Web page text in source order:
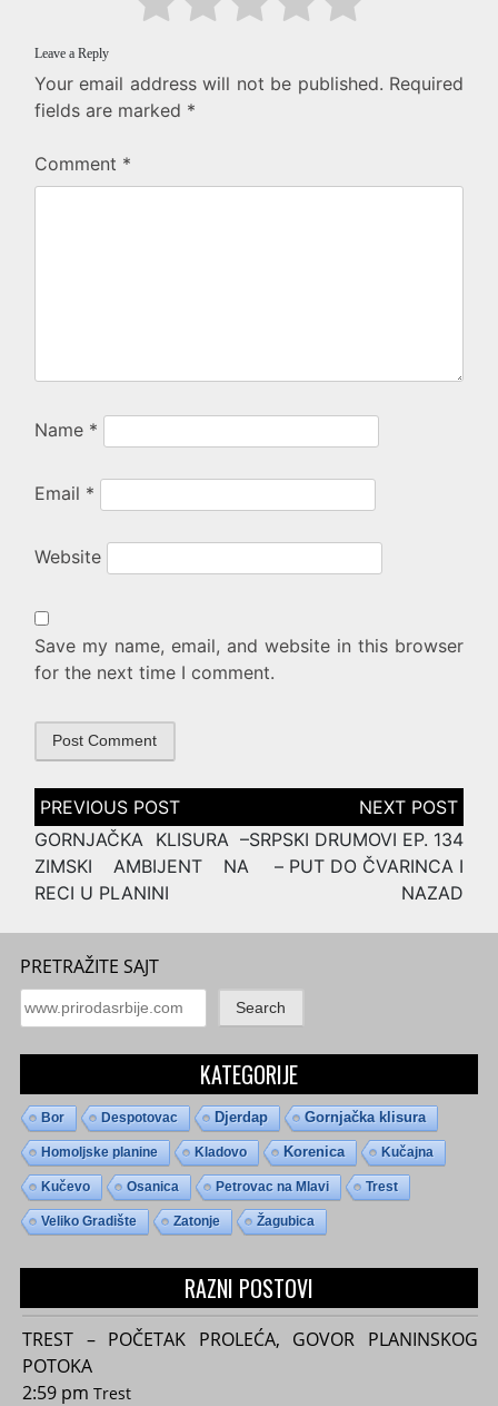
Leave a Reply
Your email address will not be published. Required
fields are marked *
Comment *
Name *
Email *
Website
Save my name, email, and website in this browser
for the next time I comment.
Post
navigation
GORNJAČKA KLISURA –
ZIMSKI AMBIJENT NA
RECI U PLANINI
SRPSKI DRUMOVI EP. 134
– PUT DO ČVARINCA I
NAZAD
PRETRAŽITE SAJT
Search
KATEGORIJE
Bor Despotovac Djerdap Gornjačka klisura
Homoljske planine Kladovo Korenica Kučajna
Kučevo Osanica Petrovac na Mlavi Trest
Veliko Gradište Zatonje Žagubica
RAZNI POSTOVI
TREST – POČETAK PROLEĆA, GOVOR PLANINSKOG
POTOKA
2:59 pm Trest